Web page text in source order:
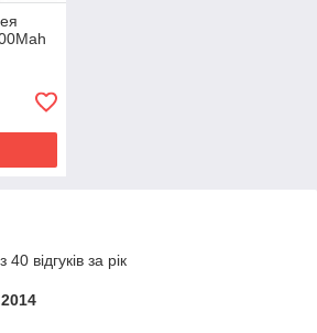
відгуків за рік